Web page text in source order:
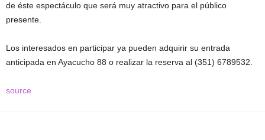
de éste espectáculo que será muy atractivo para el público
presente.
Los interesados en participar ya pueden adquirir su entrada
anticipada en Ayacucho 88 o realizar la reserva al (351) 6789532.
source